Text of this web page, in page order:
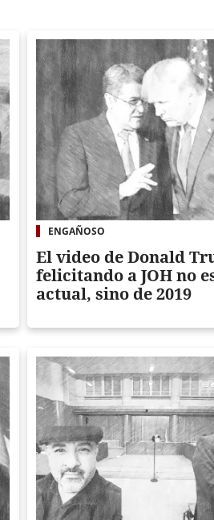
ENGAÑOSO
El video de Donald
felicitando a JOH no
actual, sino de 2019